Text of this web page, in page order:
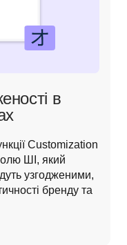
в
Customization
ШІ, який
узгодженими,
бренду та